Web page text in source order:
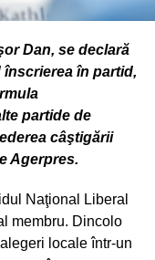
aproximativ 250
din Belgia,
Moldova,
Statele Unite ale
din ţările aliate
teritoriul
iar dispozitivul
româneşti, dintre
şi aeriene sunt
Dan, se declară
în partid,
partide de
câştigării
Agerpres.
Naţional Liberal
membru. Dincolo
locale într-un